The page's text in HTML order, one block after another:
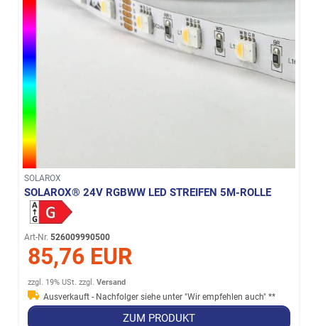
SOLAROX
SOLAROX® 24V RGBWW LED STREIFEN 5M-ROLLE
Art-Nr. 526009990500
85,76 EUR
zzgl. 19% USt. zzgl.Versand
Ausverkauft - Nachfolger siehe unter "Wir empfehlen auch" **
ZUM PRODUKT